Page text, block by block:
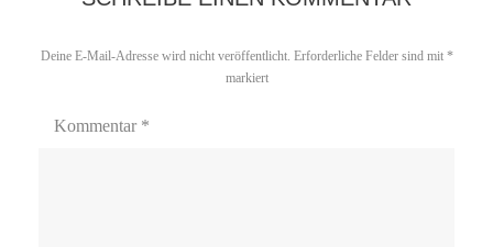
Deine E-Mail-Adresse wird nicht veröffentlicht. Erforderliche Felder sind mit *
markiert
Kommentar *